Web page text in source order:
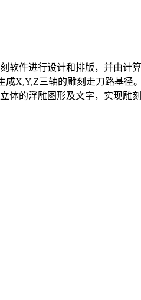
件进行设计和排版，并由计
X,Y,Z三轴的雕刻走刀路基
体的浮雕图形及文字，实现雕刻